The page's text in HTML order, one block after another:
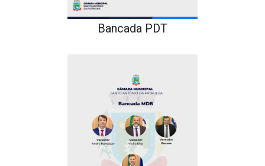
Bancada PDT